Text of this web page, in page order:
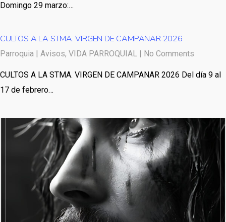
Domingo 29 marzo:…
CULTOS A LA STMA. VIRGEN DE CAMPANAR 2026
Parroquia Avisos, VIDA PARROQUIAL No Comments
CULTOS A LA STMA. VIRGEN DE CAMPANAR 2026 Del día 9 al
17 de febrero…